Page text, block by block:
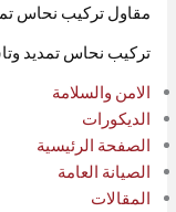
مقاول تركيب نحاس
تركيب نحاس تمديد
الامن والسلامة
الديكورات
الصفحة الرئيسية
الصيانة العامة
المقالات